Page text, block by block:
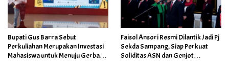
Bupati Gus Barra Sebut
Perkuliahan Merupakan Investasi
Mahasiswa untuk Menuju Gerbang
Faisol Ansori Resmi Dilantik Jadi Pj
Sekda Sampang, Siap Perkuat
Soliditas ASN dan Genjot